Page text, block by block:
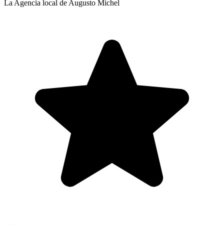
La Agencia local de Augusto Michel